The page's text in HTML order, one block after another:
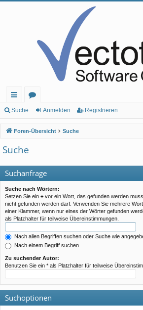
ch
ne
llz
ug
rif
f
en
Suche Anmelden Registrieren
Foren-Übersicht Suche
Suche
Suchanfrage
Suche nach Wörtern:
Setzen Sie ein + vor ein Wort, das gefunden werden
nicht gefunden werden darf. Verwenden Sie mehrere
einer Klammer, wenn nur eines der Wörter gefunden
als Platzhalter für teilweise Übereinstimmungen.
Nach allen Begriffen suchen oder Suche wie
Nach einem Begriff suchen
Zu suchender Autor:
Benutzen Sie ein * als Platzhalter für teilweise
Suchoptionen